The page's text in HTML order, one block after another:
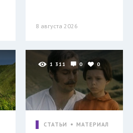
8 августа 2026
1 311 0 0
СТАТЬИ МАТЕРИАЛ